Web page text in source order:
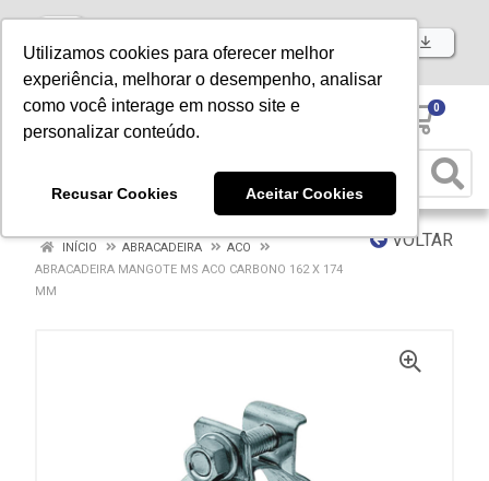
Utilizamos cookies para oferecer melhor
experiência, melhorar o desempenho, analisar
como você interage em nosso site e
personalizar conteúdo.
Recusar Cookies Aceitar Cookies
Baixe já nosso APP
0
VOLTAR
INÍCIO ABRACADEIRA
ACO
ABRACADEIRA MANGOTE MS ACO CARBONO 162 X 174
MM